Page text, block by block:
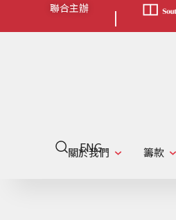
聯合主辦 |
ENG
關於我們 籌款